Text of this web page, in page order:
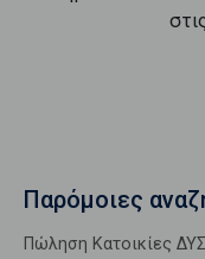
Παρόμοιες
Πώληση Κατοικίες